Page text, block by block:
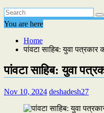
You are here
Home
पांवटा साहिब: युवा
पांवटा साहिब: युवा
Nov 10, 2024 deshadesh27